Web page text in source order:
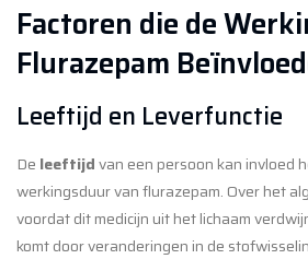
Factoren die de
Flurazepam
Leeftijd en Leverfunctie
De leeftijdvan een persoon kan invloed
werkingsduur van flurazepam. Over het
voordat dit medicijn uit het lichaam
komt door veranderingen in de